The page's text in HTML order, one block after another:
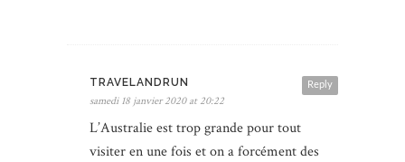
Reply
TRAVELANDRUN
samedi 18 janvier 2020 at 20:22
L’Australie est trop grande pour tout
visiter en une fois et on a forcément des